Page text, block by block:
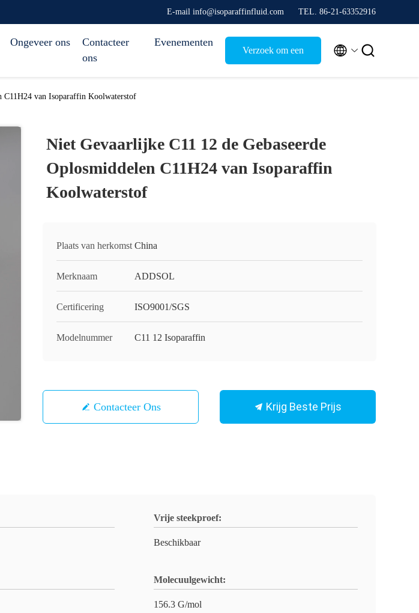
E-mail info@isoparaffinfluid.com TEL. 86-21-63352916
Ongeveer ons
Contacteer
ons
Evenementen
Verzoek om een  
C11H24 van Isoparaffin Koolwaterstof
Niet Gevaarlijke C11 12 de Gebaseerde
Oplosmiddelen C11H24 van Isoparaffin
Koolwaterstof
Plaats van herkomst China
Merknaam ADDSOL
Certificering ISO9001/SGS
Modelnummer C11 12 Isoparaffin
Contacteer Ons Krijg Beste Prijs
Vrije steekproef:
Beschikbaar
Molecuulgewicht:
156.3 G/mol